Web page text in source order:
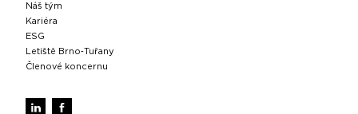
Náš tým
Kariéra
ESG
Letiště Brno‑Tuřany
Členové koncernu